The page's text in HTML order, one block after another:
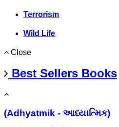
Terrorism
Wild Life
Close
Best Sellers Books
(Adhyatmik - આધ્યાત્મિક)